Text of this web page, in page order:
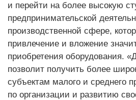
и перейти на более высокую
предпринимательской
производственной сфере,
привлечение и вложение
приобретения оборудования.
позволит получить более
субъектам малого и среднего
по организации и развитию